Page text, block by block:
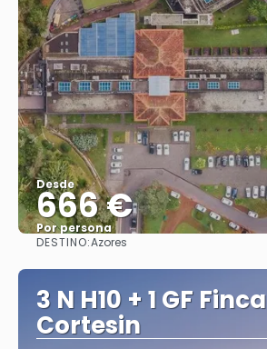
Desde
666 €
Por persona
DESTINO:Azores
3 N H10 + 1 GF Finca
Cortesin